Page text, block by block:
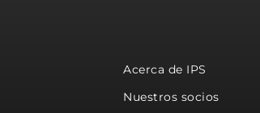
Acerca de IPS
Nuestros socios